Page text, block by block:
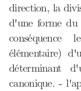
direction, la
d'une forme du
élémentaire)
déterminant
canonique. -